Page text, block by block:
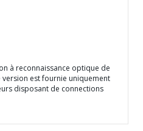
à reconnaissance optique de
est fournie uniquement
disposant de connections